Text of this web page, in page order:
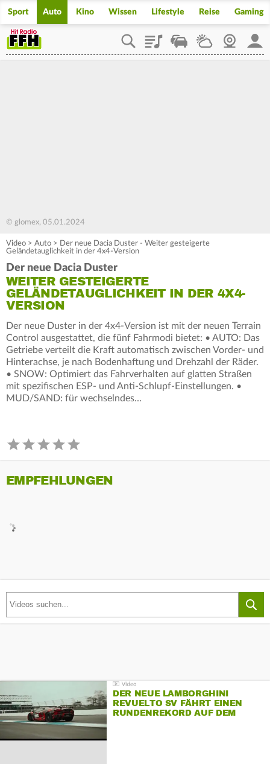
Sport Auto Kino Wissen Lifestyle Reise Gaming
PlaylistStaupilotWetterWebcam
© glomex, 05.01.2024
Video > Auto > Der neue Dacia Duster - Weiter gesteigerte
Geländetauglichkeit in der 4x4-Version
Der neue Dacia Duster
WEITER GESTEIGERTE
GELÄNDETAUGLICHKEIT IN DER 4X4-
VERSION
Der neue Duster in der 4x4-Version ist mit der neuen Terrain
Control ausgestattet, die fünf Fahrmodi bietet: • AUTO: Das
Getriebe verteilt die Kraft automatisch zwischen Vorder- und
Hinterachse, je nach Bodenhaftung und Drehzahl der Räder.
• SNOW: Optimiert das Fahrverhalten auf glatten Straßen
mit spezifischen ESP- und Anti-Schlupf-Einstellungen. •
MUD/SAND: für wechselndes…
EMPFEHLUNGEN
DER NEUE LAMBORGHINI
REVUELTO SV FÄHRT EINEN
RUNDENREKORD AUF DEM